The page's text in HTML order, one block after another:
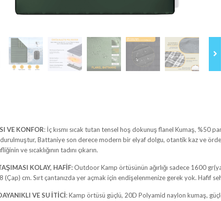
VE KONFOR: İç kısmı sıcak tutan tensel hoş dokunuş flanel Kumaş, %50
Battaniye son derece modern bir elyaf dolgu, otantik kaz ve
ve sıcaklığının tadını çıkarın.
KOLAY, HAFİF:Outdoor Kamp örtüsünün ağırlığı sadece 1600
(Çap) cm. Sırt çantanızda yer açmak için endişelenmenize gerek yok. Hafif
VE SU İTİCİ: Kamp örtüsü güçlü, 20D Polyamid naylon kumaş,